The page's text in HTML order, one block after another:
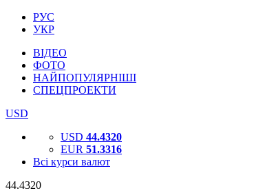
РУС
УКР
ВІДЕО
ФОТО
НАЙПОПУЛЯРНІШІ
СПЕЦПРОЕКТИ
USD
USD 44.4320
EUR 51.3316
Всі курси валют
44.4320